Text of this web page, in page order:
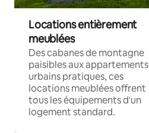
Locations entièrement
meublées
Des cabanes de montagne
paisibles aux appartements
urbains pratiques, ces
locations meublées offrent
tous les équipements d'un
logement standard.